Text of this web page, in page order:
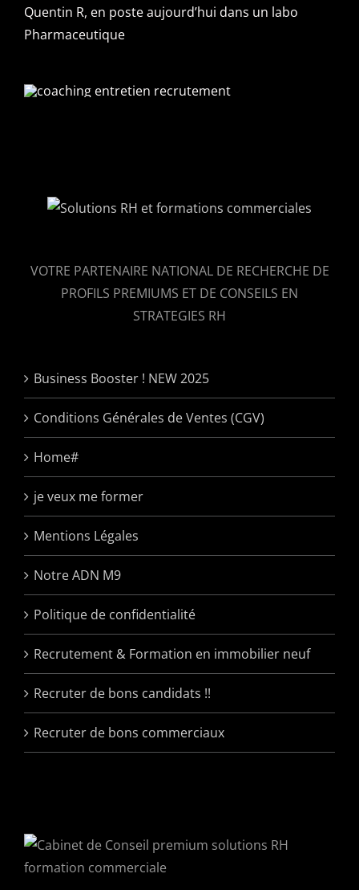
Quentin R, en poste aujourd’hui dans un labo
Pharmaceutique
VOTRE PARTENAIRE NATIONAL DE RECHERCHE DE
PROFILS PREMIUMS ET DE CONSEILS EN
STRATEGIES RH
Business Booster ! NEW 2025
Conditions Générales de Ventes (CGV)
Home#
je veux me former
Mentions Légales
Notre ADN M9
Politique de confidentialité
Recrutement & Formation en immobilier neuf
Recruter de bons candidats !!
Recruter de bons commerciaux